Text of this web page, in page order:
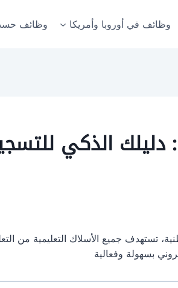
وظائف في أوروبا وأمريكا وظائف
تستهدف جميع الأسلاك التعليمية من
بسهولة وفعالية